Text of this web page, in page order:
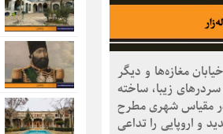
مغازه‌ها و دیگر
زیبا، ساخته
در مقیاس شهری مطرح
و اروپایی را تداعی